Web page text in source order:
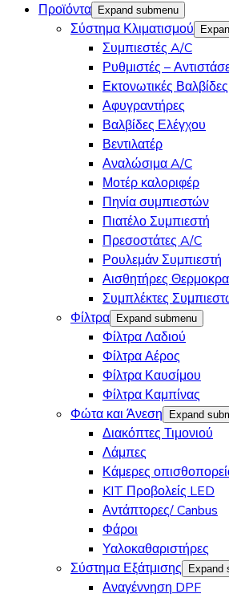
Προϊόντα
Expand submenu
Σύστημα Κλιματισμού
Συμπιεστές A/C
Ρυθμιστές –
Εκτονωτικές Βαλβίδες
Αφυγραντήρες
Βαλβίδες Ελέγχου
Βεντιλατέρ
Αναλώσιμα A/C
Μοτέρ καλοριφέρ
Πηνία συμπιεστών
Πιατέλο Συμπιεστή
Πρεσοστάτες A/C
Ρουλεμάν Συμπιεστή
Αισθητήρες
Συμπλέκτες
Φίλτρα
Expand submenu
Φίλτρα Λαδιού
Φίλτρα Αέρος
Φίλτρα Καυσίμου
Φίλτρα Καμπίνας
Φώτα και Άνεση
Expand
Διακόπτες Τιμονιού
Λάμπες
Κάμερες
KIT Προβολείς LED
Αντάπτορες/ Canbus
Φάροι
Υαλοκαθαριστήρες
Σύστημα Εξάτμισης
Expand
Αναγέννηση DPF